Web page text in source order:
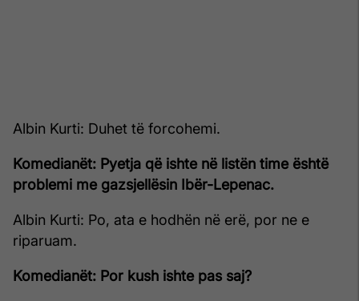
Albin Kurti: Duhet të forcohemi.
Komedianët: Pyetja që ishte në listën time është
problemi me gazsjellësin Ibër-Lepenac.
Albin Kurti: Po, ata e hodhën në erë, por ne e
riparuam.
Komedianët: Por kush ishte pas saj?